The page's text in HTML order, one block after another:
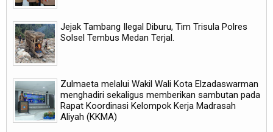
Jejak Tambang Ilegal Diburu, Tim Trisula Polres
Solsel Tembus Medan Terjal.
Zulmaeta melalui Wakil Wali Kota Elzadaswarman
menghadiri sekaligus memberikan sambutan pada
Rapat Koordinasi Kelompok Kerja Madrasah
Aliyah (KKMA)